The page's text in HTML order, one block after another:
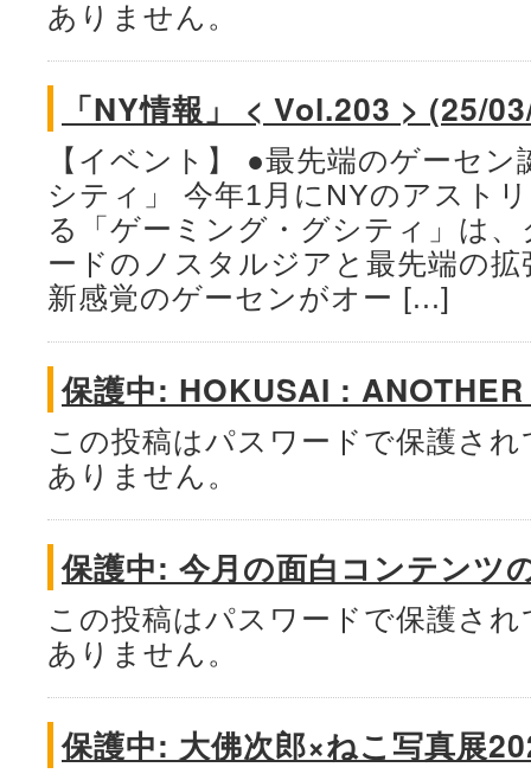
ありません。
「NY情報」 < Vol.203 > (25/
【イベント】 ●最先端のゲーセ
シティ」 今年1月にNYのアスト
る「ゲーミング・グシティ」は
ードのノスタルジアと最先端の
新感覚のゲーセンがオー [...]
保護中: HOKUSAI :
この投稿はパスワードで保護さ
ありません。
保護中: 今月の面白コンテンツ
この投稿はパスワードで保護さ
ありません。
保護中: 大佛次郎×ねこ写真展